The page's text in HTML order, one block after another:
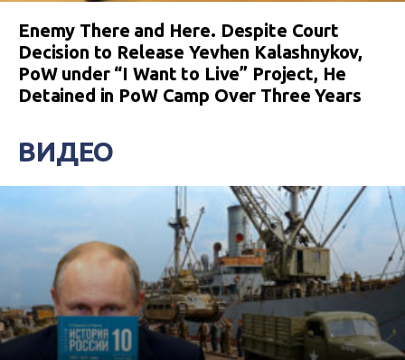
Enemy There and Here. Despite Court
Decision to Release Yevhen Kalashnykov,
PoW under “I Want to Live” Project, He
Detained in PoW Camp Over Three Years
ВИДЕО